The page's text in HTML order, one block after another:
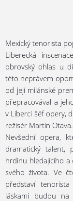
Mexický tenorista
Liberecká
obrovský ohlas u
této neprávem
od její milánské
přepracovával a
v Liberci šéf opery,
režisér Martin Otava.
Nevšední opera,
dramatický talent,
hrdinu hledajícího
svého života. Ve
představí
láskami budou na